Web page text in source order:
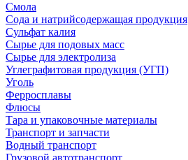
Смола
Сода и натрийсодержащая продукция
Сульфат калия
Сырье для подовых масс
Сырье для электролиза
Углеграфитовая продукция (УГП)
Уголь
Ферросплавы
Флюсы
Тара и упаковочные материалы
Транспорт и запчасти
Водный транспорт
Грузовой автотранспорт